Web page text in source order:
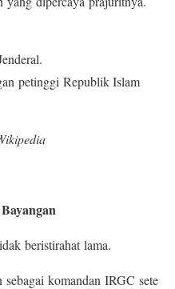
petinggi Republik Islam
beristirahat lama.
komandan IRGC sete